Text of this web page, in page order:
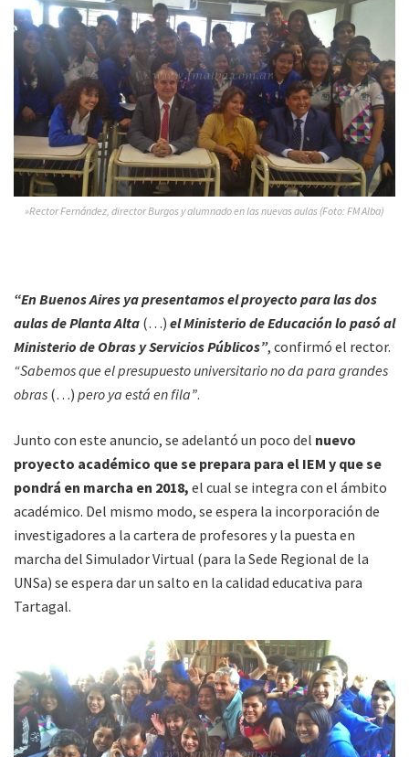
»Rector Fernández, director Burgos y alumnado en las nuevas aulas (Foto: FM Alba)
“En Buenos Aires ya presentamos el proyecto para las dos
aulas de Planta Alta (…) el Ministerio de Educación lo pasó al
Ministerio de Obras y Servicios Públicos”, confirmó el rector.
“Sabemos que el presupuesto universitario no da para grandes
obras (…) pero ya está en fila”.
Junto con este anuncio, se adelantó un poco del nuevo
proyecto académico que se prepara para el IEM y que se
pondrá en marcha en 2018, el cual se integra con el ámbito
académico. Del mismo modo, se espera la incorporación de
investigadores a la cartera de profesores y la puesta en
marcha del Simulador Virtual (para la Sede Regional de la
UNSa) se espera dar un salto en la calidad educativa para
Tartagal.